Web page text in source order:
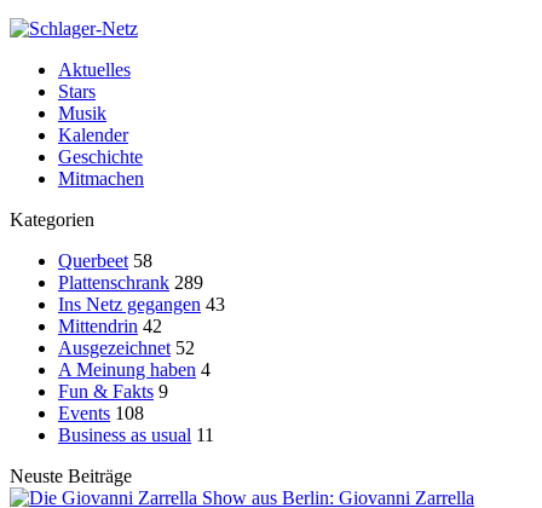
Aktuelles
Stars
Musik
Kalender
Geschichte
Mitmachen
Kategorien
Querbeet 58
Plattenschrank 289
Ins Netz gegangen 43
Mittendrin 42
Ausgezeichnet 52
A Meinung haben 4
Fun & Fakts 9
Events 108
Business as usual 11
Neuste Beiträge